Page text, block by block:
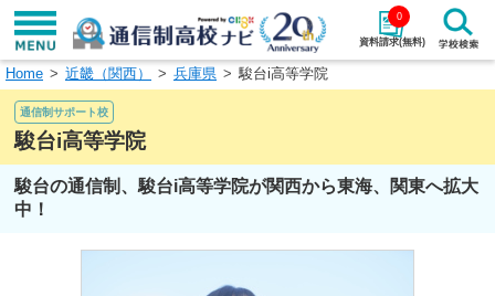
資料請求(無料)
0
学校名で探す
エリアから探す 特徴から探す
Home 近畿（関西） 兵庫県 駿台i高等学院
通信制サポート校
駿台i高等学院
駿台の通信制、駿台i高等学院が関西から東海、関東へ拡大
中！